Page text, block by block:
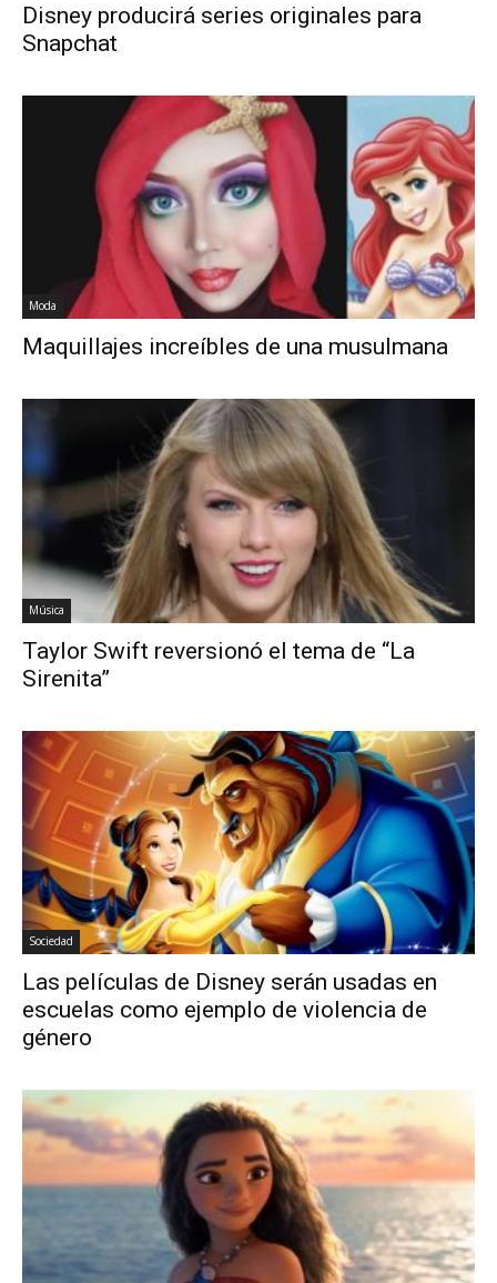
Disney producirá series originales para
Snapchat
Moda
Maquillajes increíbles de una musulmana
Música
Taylor Swift reversionó el tema de “La
Sirenita”
Sociedad
Las películas de Disney serán usadas en
escuelas como ejemplo de violencia de
género